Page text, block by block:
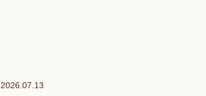
2026.07.13